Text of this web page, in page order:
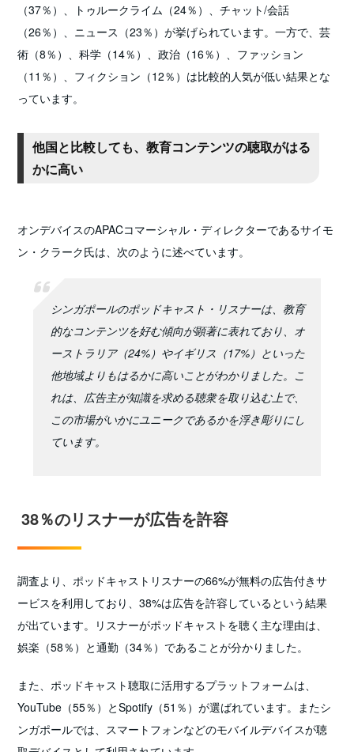
（37％）、トゥルークライム（24％）、チャット/会話
（26％）、ニュース（23％）が挙げられています。一方で、芸
術（8％）、科学（14％）、政治（16％）、ファッション
（11％）、フィクション（12％）は比較的人気が低い結果とな
っています。
他国と比較しても、教育コンテンツの聴取がはる
かに高い
オンデバイスのAPACコマーシャル・ディレクターであるサイモ
ン・クラーク氏は、次のように述べています。
シンガポールのポッドキャスト・リスナーは、教育
的なコンテンツを好む傾向が顕著に表れており、オ
ーストラリア（24%）やイギリス（17%）といった
他地域よりもはるかに高いことがわかりました。こ
れは、広告主が知識を求める聴衆を取り込む上で、
この市場がいかにユニークであるかを浮き彫りにし
ています。
38％のリスナーが広告を許容
調査より、ポッドキャストリスナーの66%が無料の広告付きサ
ービスを利用しており、38%は広告を許容しているという結果
が出ています。リスナーがポッドキャストを聴く主な理由は、
娯楽（58％）と通勤（34％）であることが分かりました。
また、ポッドキャスト聴取に活用するプラットフォームは、
YouTube（55％）とSpotify（51％）が選ばれています。またシ
ンガポールでは、スマートフォンなどのモバイルデバイスが聴